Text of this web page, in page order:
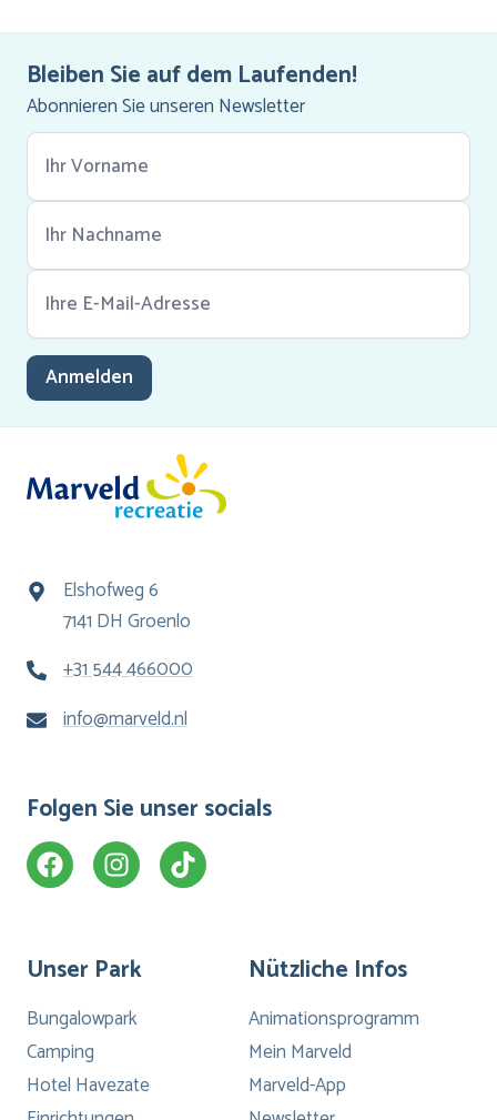
Bleiben Sie auf dem Laufenden!
Abonnieren Sie unseren Newsletter
Anmelden
Elshofweg 6
7141 DH Groenlo
+31 544 466000
info@marveld.nl
Folgen Sie unser socials
Unser Park
Bungalowpark
Camping
Hotel Havezate
Nützliche Infos
Animationsprogramm
Mein Marveld
Marveld-App